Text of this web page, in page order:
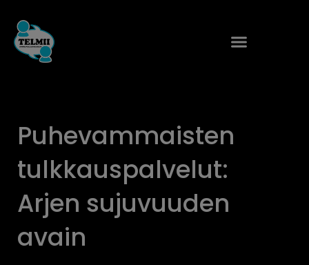
sisältöön
Puhevammaisten
tulkkauspalvelut:
Arjen sujuvuuden
avain